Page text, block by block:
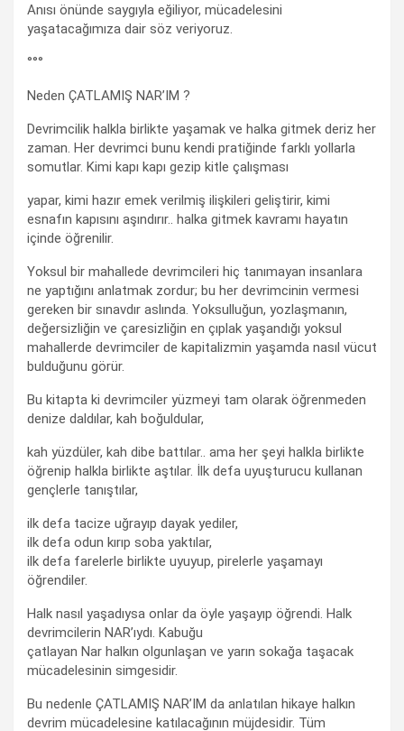
Anısı önünde saygıyla eğiliyor, mücadelesini
yaşatacağımıza dair söz veriyoruz.
°°°
Neden ÇATLAMIŞ NAR’IM ?
Devrimcilik halkla birlikte yaşamak ve halka gitmek deriz her
zaman. Her devrimci bunu kendi pratiğinde farklı yollarla
somutlar. Kimi kapı kapı gezip kitle çalışması
yapar, kimi hazır emek verilmiş ilişkileri geliştirir, kimi
esnafın kapısını aşındırır.. halka gitmek kavramı hayatın
içinde öğrenilir.
Yoksul bir mahallede devrimcileri hiç tanımayan insanlara
ne yaptığını anlatmak zordur; bu her devrimcinin vermesi
gereken bir sınavdır aslında. Yoksulluğun, yozlaşmanın,
değersizliğin ve çaresizliğin en çıplak yaşandığı yoksul
mahallerde devrimciler de kapitalizmin yaşamda nasıl vücut
bulduğunu görür.
Bu kitapta ki devrimciler yüzmeyi tam olarak öğrenmeden
denize daldılar, kah boğuldular,
kah yüzdüler, kah dibe battılar.. ama her şeyi halkla birlikte
öğrenip halkla birlikte aştılar. İlk defa uyuşturucu kullanan
gençlerle tanıştılar,
ilk defa tacize uğrayıp dayak yediler,
ilk defa odun kırıp soba yaktılar,
ilk defa farelerle birlikte uyuyup, pirelerle yaşamayı
öğrendiler.
Halk nasıl yaşadıysa onlar da öyle yaşayıp öğrendi. Halk
devrimcilerin NAR’ıydı. Kabuğu
çatlayan Nar halkın olgunlaşan ve yarın sokağa taşacak
mücadelesinin simgesidir.
Bu nedenle ÇATLAMIŞ NAR’IM da anlatılan hikaye halkın
devrim mücadelesine katılacağının müjdesidir. Tüm